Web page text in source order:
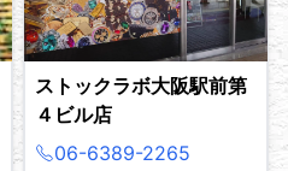
ストックラボ大阪駅前第
４ビル店
06-6389-2265